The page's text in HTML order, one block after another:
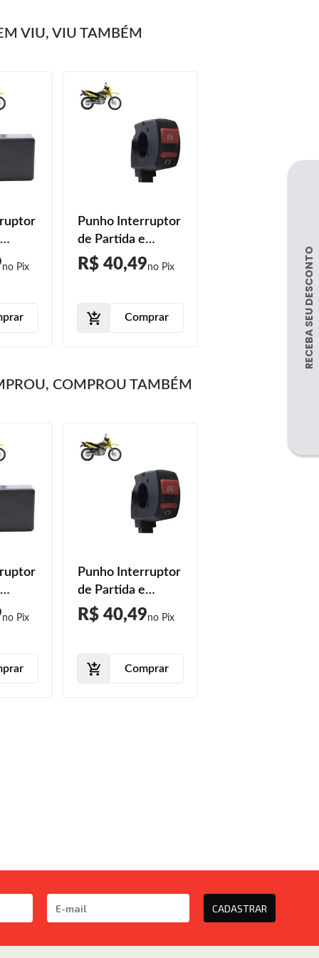
VIU, VIU TAMBÉM
Punho Interruptor
de Partida e
Emergência NXR
150 Bros ES 2009
2013 2014 2015
R$ 40,49
Comprar
COMPROU TAMBÉM
Punho Interruptor
de Partida e
Emergência NXR
150 Bros ES 2009
2013 2014 2015
R$ 40,49
Comprar
CADASTRAR